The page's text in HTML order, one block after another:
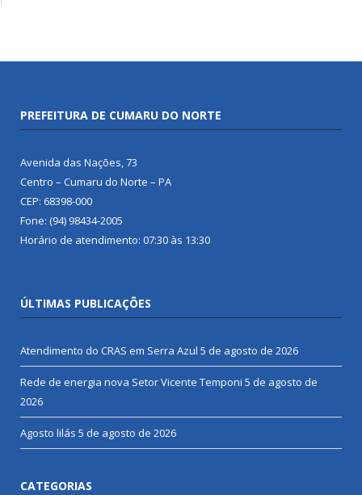
PREFEITURA DE CUMARU DO NORTE
Avenida das Nações, 73
Centro – Cumaru do Norte – PA
CEP: 68398-000
Fone: (94) 98434-2005
Horário de atendimento: 07:30 às 13:30
ÚLTIMAS PUBLICAÇÕES
Atendimento do CRAS em Serra Azul 5 de agosto de 2026
Rede de energia nova Setor Vicente Temponi 5 de agosto de
2026
Agosto lilás 5 de agosto de 2026
CATEGORIAS